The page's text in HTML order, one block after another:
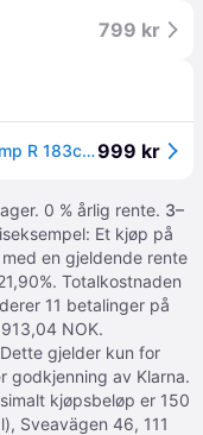
799 kr
Selvoppblåsbart liggeunderlag Mat Camp R 183cm - Sea to Summit999 kr
0 % årlig rente. 3–
Et kjøp på
en gjeldende rente
Totalkostnaden
11 betalinger på
NOK.
gjelder kun for
godkjenning av Klarna.
kjøpsbeløp er 150
Sveavägen 46, 111